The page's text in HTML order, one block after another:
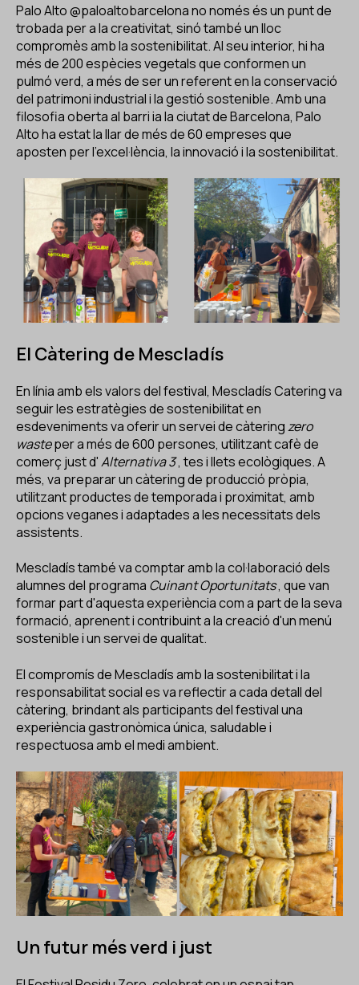
Palo Alto@paloaltobarcelonano només és un punt de
trobada per a la creativitat, sinó també un lloc
compromès amb la sostenibilitat. Al seu interior, hi ha
més de 200 espècies vegetals que conformen un
pulmó verd, a més de ser un referent en la conservació
del patrimoni industrial i la gestió sostenible. Amb una
filosofia oberta al barri ia la ciutat de Barcelona, Palo
Alto ha estat la llar de més de 60 empreses que
aposten per l'excel·lència, la innovació i la sostenibilitat.
El Càtering de Mescladís
En línia amb els valors del festival, Mescladís Catering va
seguir les estratègies de sostenibilitat en
esdeveniments va oferir un servei de càteringzero
wasteper a més de 600 persones, utilitzant cafè de
comerç just d'Alternativa 3, tes i llets ecològiques. A
més, va preparar un càtering de producció pròpia,
utilitzant productes de temporada i proximitat, amb
opcions veganes i adaptades a les necessitats dels
assistents.
Mescladís també va comptar amb la col·laboració dels
alumnes del programa Cuinant Oportunitats, que van
formar part d'aquesta experiència com a part de la seva
formació, aprenent i contribuint a la creació d'un menú
sostenible i un servei de qualitat.
El compromís de Mescladís amb la sostenibilitat i la
responsabilitat social es va reflectir a cada detall del
càtering, brindant als participants del festival una
experiència gastronòmica única, saludable i
respectuosa amb el medi ambient.
Un futur més verd i just